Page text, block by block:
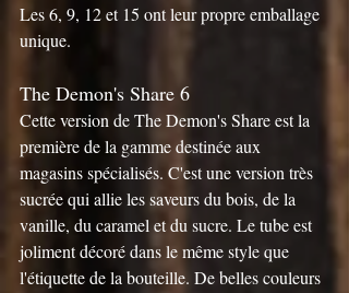
Les 6, 9, 12 et 15 ont leur propre emballage
unique.
The Demon's Share 6
Cette version de The Demon's Share est la
première de la gamme destinée aux
magasins spécialisés. C'est une version très
sucrée qui allie les saveurs du bois, de la
vanille, du caramel et du sucre. Le tube est
joliment décoré dans le même style que
l'étiquette de la bouteille. De belles couleurs